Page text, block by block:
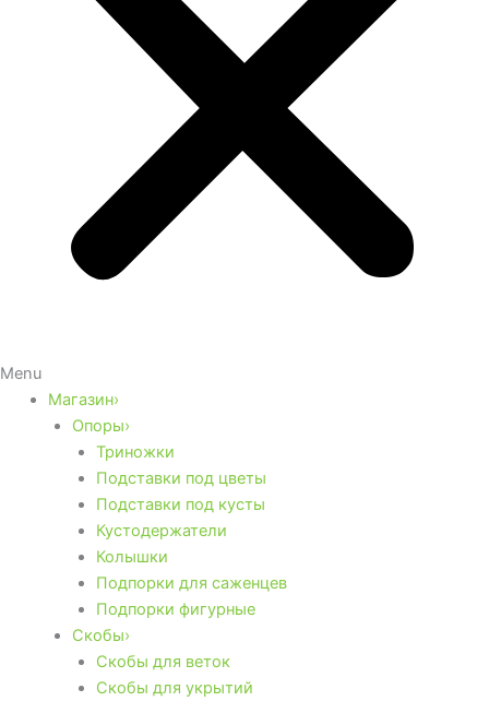
Menu
Магазин›
Опоры›
Триножки
Подставки под цветы
Подставки под кусты
Кустодержатели
Колышки
Подпорки для саженцев
Подпорки фигурные
Скобы›
Скобы для веток
Скобы для укрытий